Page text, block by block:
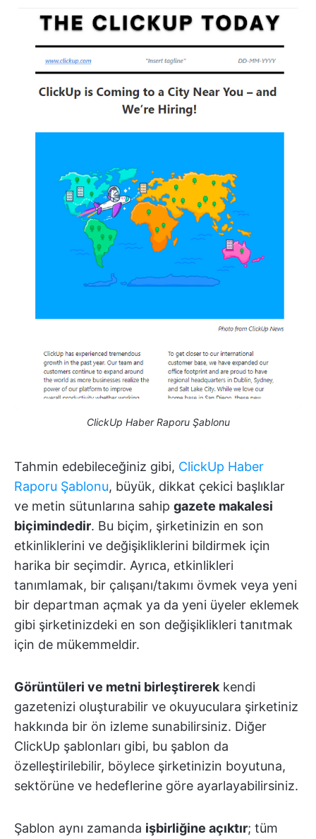
ClickUp Haber Raporu Şablonu
Tahmin edebileceğiniz gibi, ClickUp Haber
Raporu Şablonu, büyük, dikkat çekici başlıklar
ve metin sütunlarına sahip gazete makalesi
biçimindedir. Bu biçim, şirketinizin en son
etkinliklerini ve değişikliklerini bildirmek için
harika bir seçimdir. Ayrıca, etkinlikleri
tanımlamak, bir çalışanı/takımı övmek veya yeni
bir departman açmak ya da yeni üyeler eklemek
gibi şirketinizdeki en son değişiklikleri tanıtmak
için de mükemmeldir.
Görüntüleri ve metni birleştirerek kendi
gazetenizi oluşturabilir ve okuyuculara şirketiniz
hakkında bir ön izleme sunabilirsiniz. Diğer
ClickUp şablonları gibi, bu şablon da
özelleştirilebilir, böylece şirketinizin boyutuna,
sektörüne ve hedeflerine göre ayarlayabilirsiniz.
Şablon aynı zamanda işbirliğine açıktır; tüm